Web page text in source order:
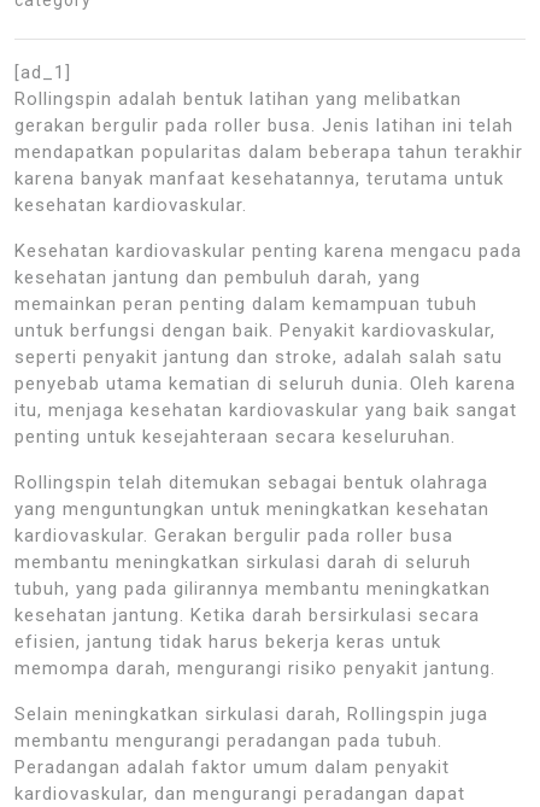
[ad_1]
Rollingspin adalah bentuk latihan yang melibatkan
gerakan bergulir pada roller busa. Jenis latihan ini telah
mendapatkan popularitas dalam beberapa tahun terakhir
karena banyak manfaat kesehatannya, terutama untuk
kesehatan kardiovaskular.
Kesehatan kardiovaskular penting karena mengacu pada
kesehatan jantung dan pembuluh darah, yang
memainkan peran penting dalam kemampuan tubuh
untuk berfungsi dengan baik. Penyakit kardiovaskular,
seperti penyakit jantung dan stroke, adalah salah satu
penyebab utama kematian di seluruh dunia. Oleh karena
itu, menjaga kesehatan kardiovaskular yang baik sangat
penting untuk kesejahteraan secara keseluruhan.
Rollingspin telah ditemukan sebagai bentuk olahraga
yang menguntungkan untuk meningkatkan kesehatan
kardiovaskular. Gerakan bergulir pada roller busa
membantu meningkatkan sirkulasi darah di seluruh
tubuh, yang pada gilirannya membantu meningkatkan
kesehatan jantung. Ketika darah bersirkulasi secara
efisien, jantung tidak harus bekerja keras untuk
memompa darah, mengurangi risiko penyakit jantung.
Selain meningkatkan sirkulasi darah, Rollingspin juga
membantu mengurangi peradangan pada tubuh.
Peradangan adalah faktor umum dalam penyakit
kardiovaskular, dan mengurangi peradangan dapat